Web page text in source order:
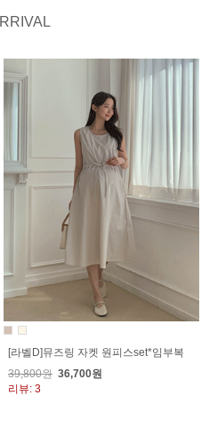
[라벨D]뮤즈링 자켓 원피스set*임부복
39,800원 36,700원
리뷰: 3